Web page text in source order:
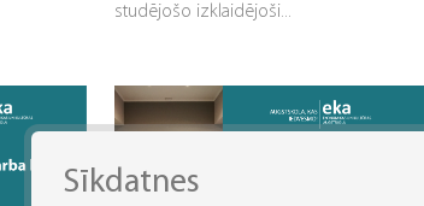
studējošo izklaidējoši...
Sīkdatnes